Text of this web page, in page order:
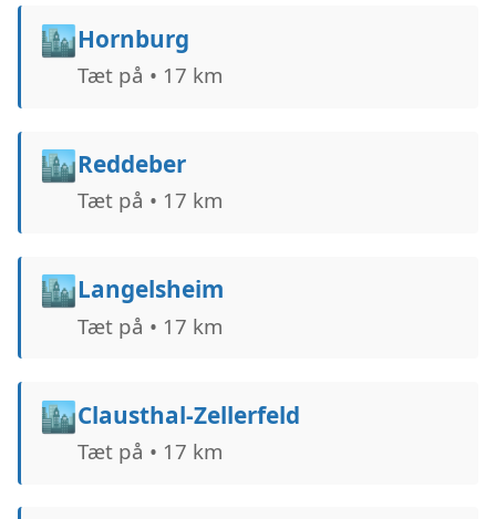
🏙️Hornburg
Tæt på • 17 km
🏙️Reddeber
Tæt på • 17 km
🏙️Langelsheim
Tæt på • 17 km
🏙️Clausthal-Zellerfeld
Tæt på • 17 km